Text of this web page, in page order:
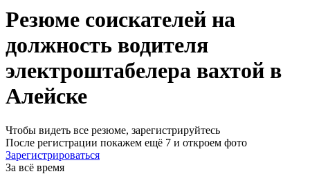
Резюме соискателей на
должность водителя
электроштабелера вахтой в
Алейске
Чтобы видеть все резюме, зарегистрируйтесь
После регистрации покажем ещё 7 и откроем фото
Зарегистрироваться
За всё время